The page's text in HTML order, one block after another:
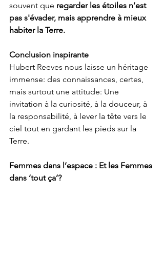
souvent que regarder les étoiles n’est
pas s'évader, mais apprendre à mieux
habiter la Terre.
Conclusion inspirante
Hubert Reeves nous laisse un héritage
immense: des connaissances, certes,
mais surtout une attitude: Une
invitation à la curiosité, à la douceur, à
la responsabilité, à lever la tête vers le
ciel tout en gardant les pieds sur la
Terre.
Femmes dans l’espace : Et les Femmes
dans ‘tout ça’?